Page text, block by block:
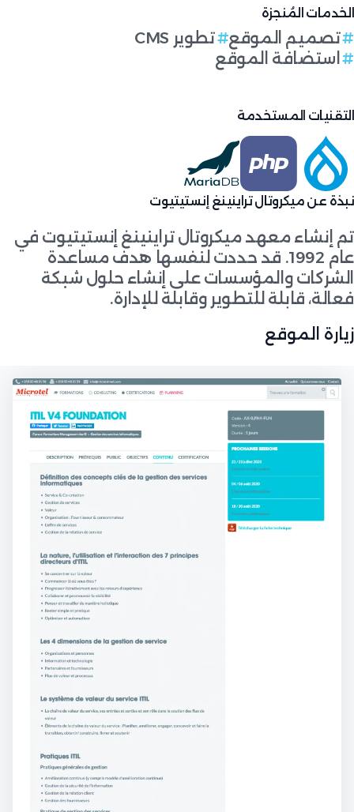
الخدمات المُنجزة
تصميم الموقع
تطوير CMS
استضافة الموقع
التقنيات المستخدمة
نبذة عن ميكروتال تراينينغ إنستيتيوت
تم إنشاء معهد ميكروتال تراينينغ إنستيتيوت في
عام 1992. قد حددت لنفسها هدف مساعدة
الشركات والمؤسسات على إنشاء حلول شبكة
فعالة، قابلة للتطوير وقابلة للإدارة.
زيارة الموقع